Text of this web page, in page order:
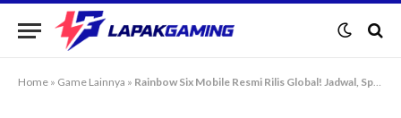
Home » Game Lainnya » Rainbow Six Mobile Resmi Rilis Global! Jadwal, Spesifikasi, dan Tier List Operator Terbaik 2026